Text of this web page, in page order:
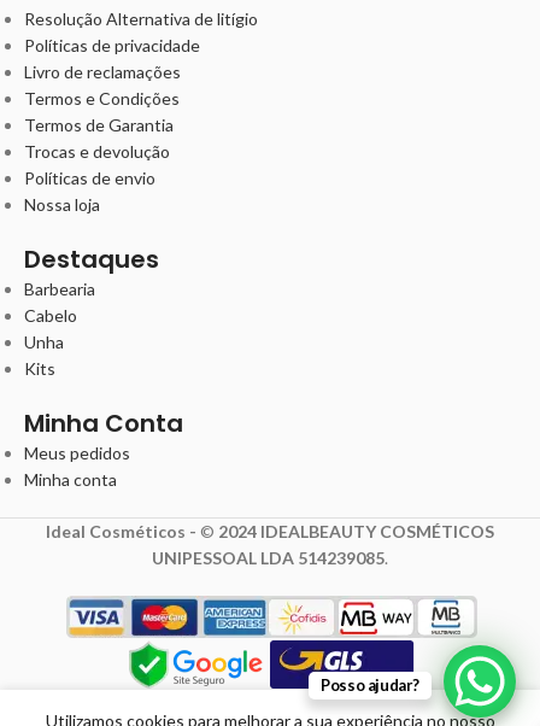
Resolução Alternativa de litígio
Políticas de privacidade
Livro de reclamações
Termos e Condições
Termos de Garantia
Trocas e devolução
Políticas de envio
Nossa loja
Destaques
Barbearia
Cabelo
Unha
Kits
Minha Conta
Meus pedidos
Minha conta
Ideal Cosméticos - © 2024 IDEALBEAUTY COSMÉTICOS
UNIPESSOAL LDA 514239085.
Utilizamos cookies para melhorar a sua experiência no nosso
7,18€5,74€
Posso ajudar?